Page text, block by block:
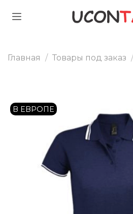
Главная Товары под заказ
В ЕВРОПЕ